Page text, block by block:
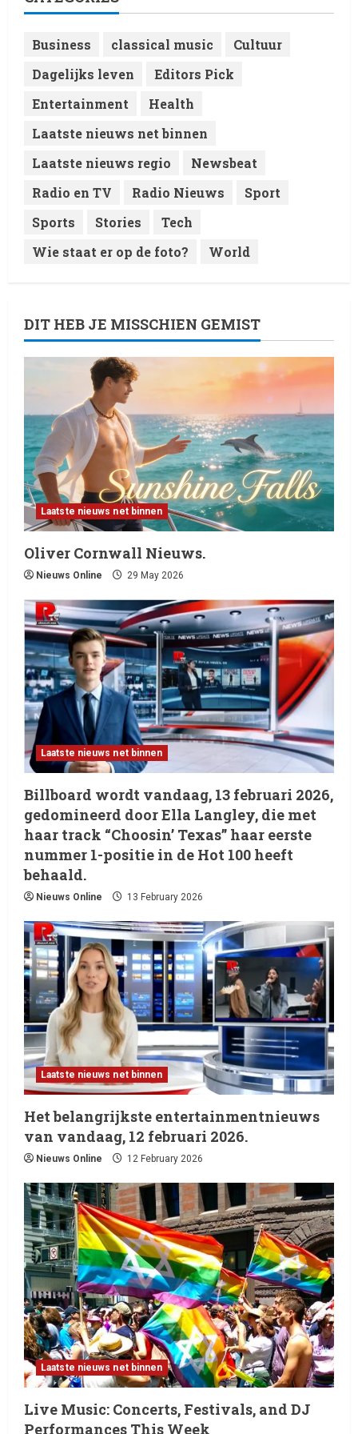
5
RTVchannel.com brengt je
entertainmentnieuws!
Business classical music
Cultuur
Dagelijks leven
Editors Pick
Entertainment
Health
Laatste nieuws net binnen
Laatste nieuws regio
Newsbeat
Radio en TV
Radio Nieuws
Sport
Sports
Stories
Tech
Wie staat er op de foto?
World
DIT HEB JE MISSCHIEN GEMIST
Laatste nieuws net binnen
Oliver Cornwall Nieuws.
Nieuws Online 29 May 2026
Laatste nieuws net binnen
Billboard wordt vandaag, 13 februari 2026,
gedomineerd door Ella Langley, die met
haar track “Choosin’ Texas” haar eerste
nummer 1-positie in de Hot 100 heeft
behaald.
Nieuws Online 13 February 2026
Laatste nieuws net binnen
Het belangrijkste entertainmentnieuws
van vandaag, 12 februari 2026.
Nieuws Online 12 February 2026
Laatste nieuws net binnen
Live Music: Concerts, Festivals, and DJ
Performances This Week